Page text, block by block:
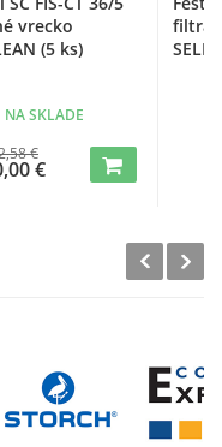
vrecko
(5 ks)
NA SKLADE
€
€